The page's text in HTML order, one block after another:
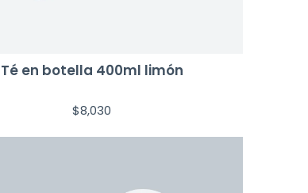
Té en botella 400ml limón
$8,030